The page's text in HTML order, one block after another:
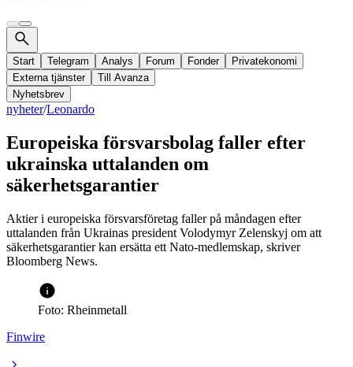
Start Telegram Analys Forum Fonder
Privatekonomi
Externa tjänster
Till Avanza
Nyhetsbrev
nyheter/Leonardo
Europeiska försvarsbolag faller efter
ukrainska uttalanden om
säkerhetsgarantier
Aktier i europeiska försvarsföretag faller på måndagen efter
uttalanden från Ukrainas president Volodymyr Zelenskyj om att
säkerhetsgarantier kan ersätta ett Nato-medlemskap, skriver
Bloomberg News.
Foto: Rheinmetall
Finwire